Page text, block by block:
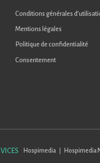
Conditions générales
Mentions légales
Politique de confidentialité
Consentement
Hospimedia Hospimedia